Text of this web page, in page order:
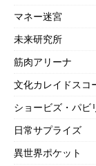
マネー迷宮
未来研究所
筋肉アリーナ
文化カレイドスコ
ショービズ・パビ
日常サプライズ
異世界ポケット